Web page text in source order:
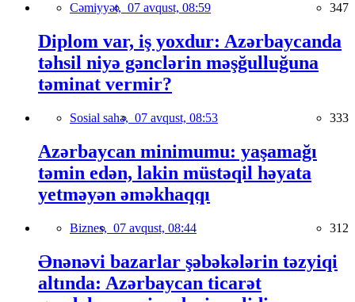
Cəmiyyət, 07 avqust, 08:59 347
Diplom var, iş yoxdur: Azərbaycanda
təhsil niyə gənclərin məşğulluğuna
təminat vermir?
Sosial sahə, 07 avqust, 08:53 333
Azərbaycan minimumu: yaşamağı
təmin edən, lakin müstəqil həyata
yetməyən əməkhaqqı
Biznes, 07 avqust, 08:44 312
Ənənəvi bazarlar şəbəkələrin təzyiqi
altında: Azərbaycan ticarət